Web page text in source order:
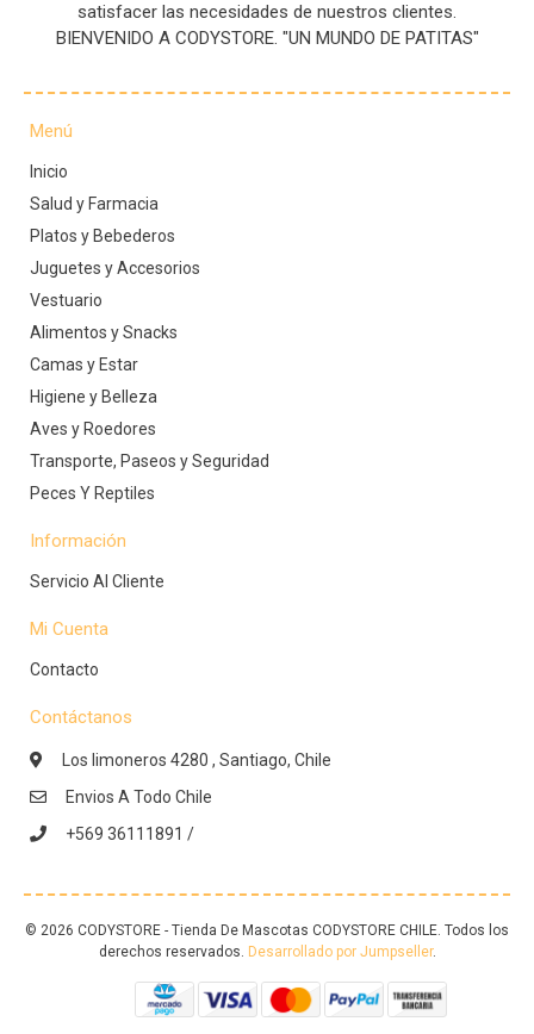
satisfacer las necesidades de nuestros clientes.
BIENVENIDO A CODYSTORE. "UN MUNDO DE PATITAS"
Menú
Inicio
Salud y Farmacia
Platos y Bebederos
Juguetes y Accesorios
Vestuario
Alimentos y Snacks
Camas y Estar
Higiene y Belleza
Aves y Roedores
Transporte, Paseos y Seguridad
Peces Y Reptiles
Información
Servicio Al Cliente
Mi Cuenta
Contacto
Contáctanos
Los limoneros 4280 , Santiago, Chile
Envios A Todo Chile
+569 36111891 /
© 2026 CODYSTORE - Tienda De Mascotas CODYSTORE CHILE. Todos los
derechos reservados. Desarrollado por Jumpseller.